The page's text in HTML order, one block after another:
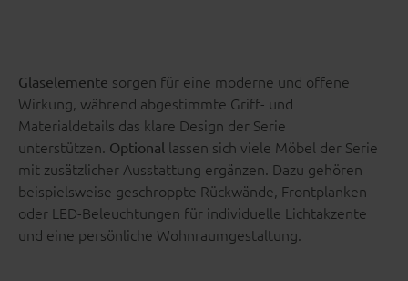
Glaselemente sorgen für eine moderne und offene
Wirkung, während abgestimmte Griff- und
Materialdetails das klare Design der Serie
unterstützen. Optional lassen sich viele Möbel der Serie
mit zusätzlicher Ausstattung ergänzen. Dazu gehören
beispielsweise geschroppte Rückwände, Frontplanken
oder LED-Beleuchtungen für individuelle Lichtakzente
und eine persönliche Wohnraumgestaltung.